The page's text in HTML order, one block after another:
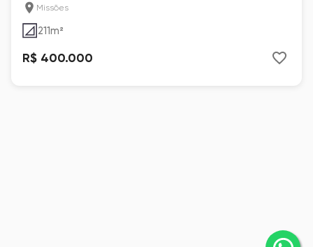
Missões
211m²
R$ 400.000